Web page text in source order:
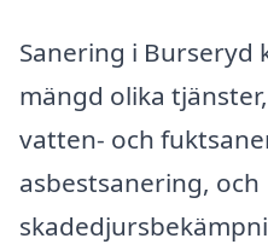
Sanering i Burseryd
mängd olika
vatten- och
asbestsanering, och